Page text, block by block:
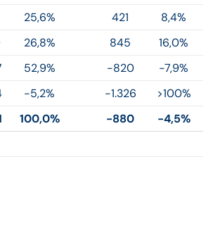
25,6% 421
8,4%
26,8% 845
16,0%
52,9% -820
-7,9%
-5,2% -1.326
>100%
100,0% -880
-4,5%